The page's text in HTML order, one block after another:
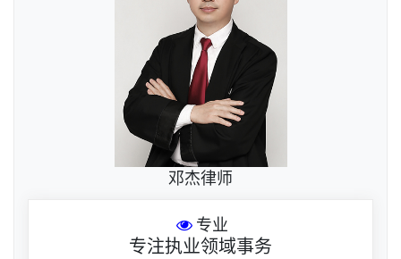
邓杰律师
专业
专注执业领域事务